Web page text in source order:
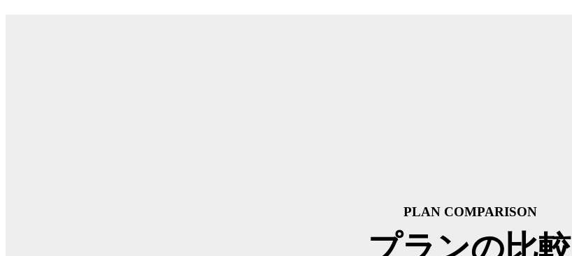
プランの比較
PLAN COMPARISON